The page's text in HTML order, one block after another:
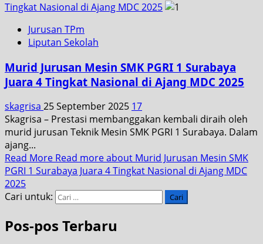
Tingkat Nasional di Ajang MDC 2025
Jurusan TPm
Liputan Sekolah
Murid Jurusan Mesin SMK PGRI 1 Surabaya
Juara 4 Tingkat Nasional di Ajang MDC 2025
skagrisa 25 September 2025 17
Skagrisa – Prestasi membanggakan kembali diraih oleh
murid jurusan Teknik Mesin SMK PGRI 1 Surabaya. Dalam
ajang...
Read More Read more about Murid Jurusan Mesin SMK
PGRI 1 Surabaya Juara 4 Tingkat Nasional di Ajang MDC
2025
Cari untuk:
Pos-pos Terbaru